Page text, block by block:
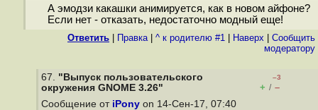
А эмодзи какашки анимируется, как в новом айфоне?
Если нет - отказать, недостаточно модный еще!
Ответить Правка| ^ к родителю #1 Наверх
Cообщить
модератору
67. "Выпуск пользовательского
окружения GNOME 3.26"
–3
+ / –
Сообщение от iPony on 14-Сен-17, 07:40